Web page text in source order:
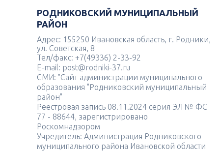
РОДНИКОВСКИЙ МУНИЦИПАЛЬНЫЙ
РАЙОН
Адрес: 155250 Ивановская область, г. Родники,
ул. Советская, 8
Тел/факс: +7(49336) 2-33-92
E-mail: post@rodniki-37.ru
СМИ: "Сайт администрации муниципального
образования "Родниковский муниципальный
район"
Реестровая запись 08.11.2024 серия ЭЛ № ФС
77 - 88644, зарегистрировано
Роскомнадзором
Учредитель: Администрация Родниковского
муниципального района Ивановской области